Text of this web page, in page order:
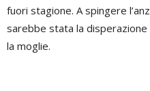
fuori stagione. A spingere
sarebbe stata la
la moglie.